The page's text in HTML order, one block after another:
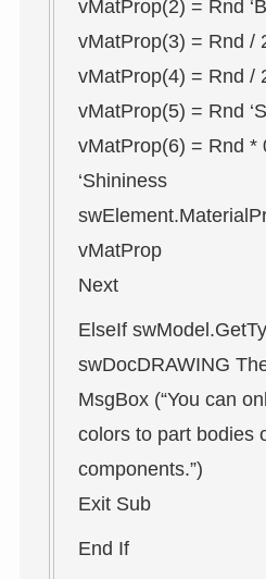
vMatProp(2) = Rnd
vMatProp(3) = Rnd /
vMatProp(4) = Rnd /
vMatProp(5) = Rnd
vMatProp(6) = Rnd *
‘Shininess
vMatProp
Next
ElseIf
swDocDRAWING
MsgBox (“You can
colors to part bodies
components.”)
Exit Sub
End If